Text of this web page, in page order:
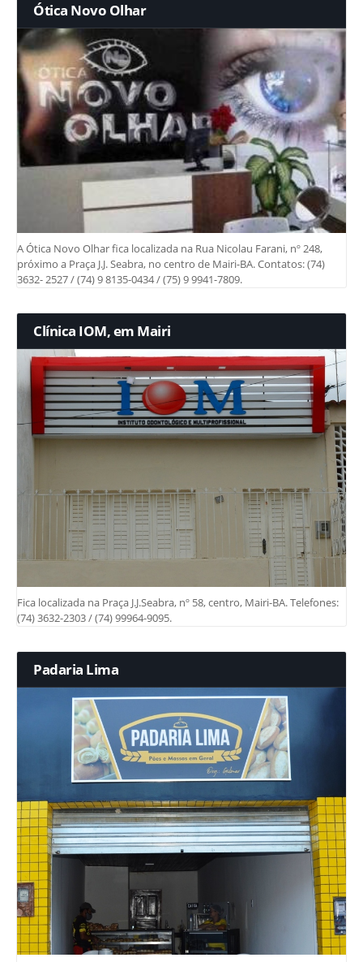
Ótica Novo Olhar
A Ótica Novo Olhar fica localizada na Rua Nicolau Farani, nº 248,
próximo a Praça J.J. Seabra, no centro de Mairi-BA. Contatos: (74)
3632- 2527 / (74) 9 8135-0434 / (75) 9 9941-7809.
Clínica IOM, em Mairi
Fica localizada na Praça J.J.Seabra, nº 58, centro, Mairi-BA. Telefones:
(74) 3632-2303 / (74) 99964-9095.
Padaria Lima